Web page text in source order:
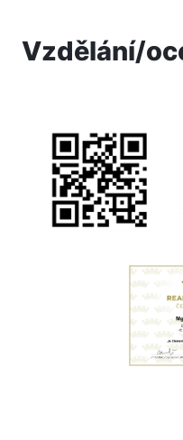
Vzdělání/